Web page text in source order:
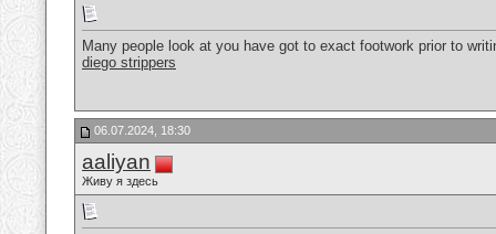
Many people look at you have got to exact footwork prior to
diego strippers
06.07.2024, 18:30
aaliyan
Живу я здесь